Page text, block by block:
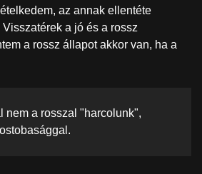
az annak ellentéte
a jó és a rossz
a rossz állapot akkor van, ha a
nem a rosszal "harcolunk",